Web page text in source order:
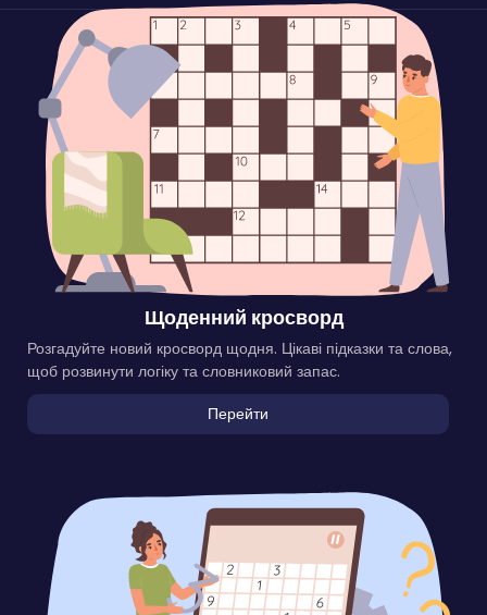
Щоденний кросворд
Розгадуйте новий кросворд щодня. Цікаві підказки та слова,
щоб розвинути логіку та словниковий запас.
Перейти